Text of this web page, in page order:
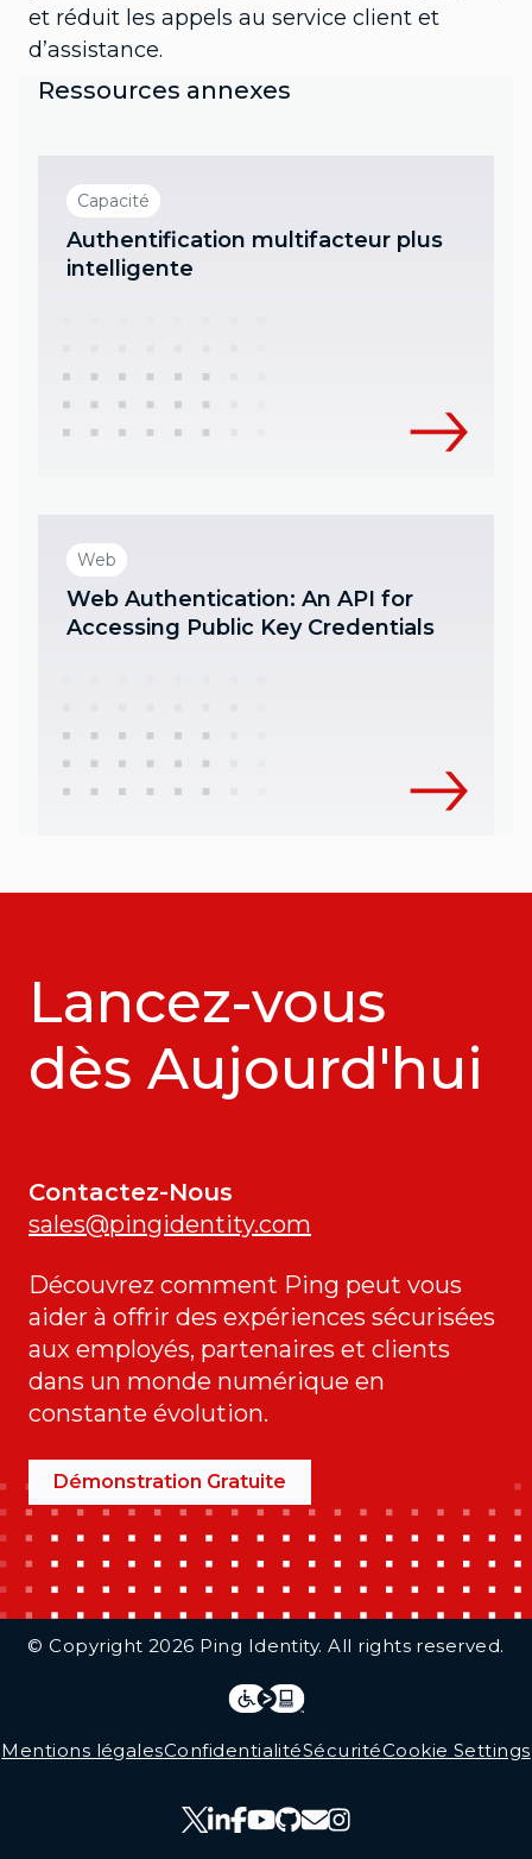
et réduit les appels au service client et
d’assistance.
Ressources annexes
Capacité
Authentification multifacteur plus
intelligente
Web
Web Authentication: An API for
Accessing Public Key Credentials
Lancez-vous
dès Aujourd'hui
Contactez-Nous
sales@pingidentity.com
Découvrez comment Ping peut vous
aider à offrir des expériences sécurisées
aux employés, partenaires et clients
dans un monde numérique en
constante évolution.
Démonstration Gratuite
© Copyright 2026 Ping Identity. All rights reserved.
Mentions légalesConfidentialitéSécuritéCookie Settings